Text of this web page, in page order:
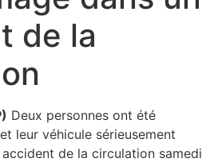
de la
Deux personnes ont été
leur véhicule sérieusement
de la circulation samedi